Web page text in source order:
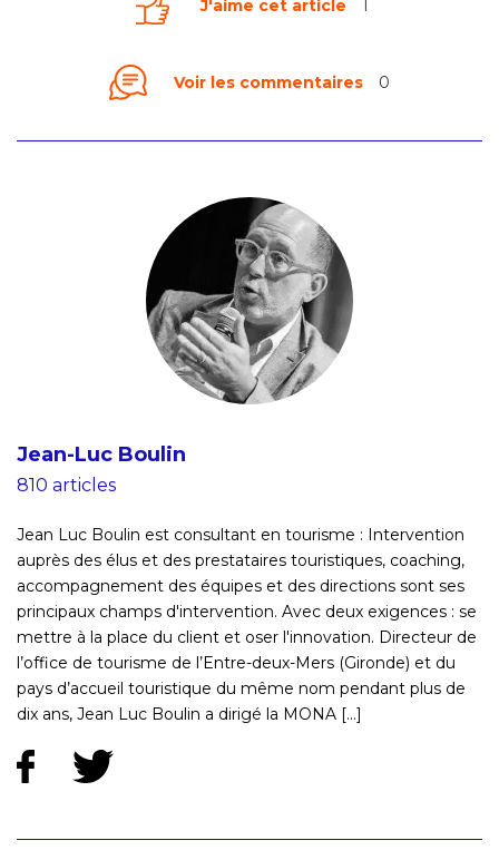
J'aime cet article
Voir les commentaires 0
Jean-Luc Boulin
810 articles
Jean Luc Boulin est consultant en tourisme : Intervention
auprès des élus et des prestataires touristiques, coaching,
accompagnement des équipes et des directions sont ses
principaux champs d'intervention. Avec deux exigences : se
mettre à la place du client et oser l'innovation. Directeur de
l’office de tourisme de l’Entre-deux-Mers (Gironde) et du
pays d’accueil touristique du même nom pendant plus de
dix ans, Jean Luc Boulin a dirigé la MONA [...]